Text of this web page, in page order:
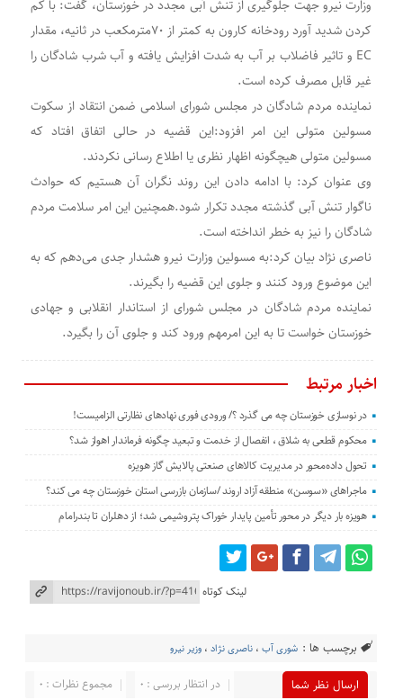
وزارت نیرو جهت جلوگیری از تنش آبی مجدد در خوزستان، گفت: با کم
کردن شدید آورد رودخانه کارون به کمتر از ۷۰مترمکعب در ثانیه، مقدار
EC و تاثیر فاضلاب بر آب به شدت افزایش یافته و آب شرب شادگان را
غیر قابل مصرف کرده است.
نماینده مردم شادگان در مجلس شورای اسلامی ضمن انتقاد از سکوت
مسولین متولی این امر افزود:این قضیه در حالی اتفاق افتاد که
مسولین متولی هیچگونه اظهار نظری یا اطلاع رسانی نکردند.
وی عنوان کرد: با ادامه دادن این روند نگران آن هستیم که حوادث
ناگوار تنش آبی گذشته مجدد تکرار شود.همچنین این امر سلامت مردم
شادگان را نیز به خطر انداخته است.
ناصری نژاد بیان کرد:به مسولین وزارت نیرو هشدار جدی می‌دهم که به
این موضوع ورود کنند و جلوی این قضیه را بگیرند.
نماینده مردم شادگان در مجلس شورای از استاندار انقلابی و جهادی
خوزستان خواست تا به این امرمهم ورود کند و جلوی آن را بگیرد.
اخبار مرتبط
در نوسازی خوزستان چه می گذرد ؟/ ورودی فوری نهادهای نظارتی الزامیست!
محکوم قطعی به شلاق ، انفصال از خدمت و تبعید چگونه فرماندار اهواز شد؟
تحول داده‌محور در مدیریت کالاهای صنعتی پالایش گاز هویزه
ماجراهای «سوسن» منطقه آزاد اروند /سازمان بازرسی استان خوزستان چه می کند؟
هویزه بار دیگر در محور تأمین پایدار خوراک پتروشیمی شد؛ از دهلران تا بندرامام
لینک کوتاه
برچسب ها : شوری آب ،ناصری نژاد ،وزیر نیرو
ارسال نظر شما مجموع نظرات : 0
در انتظار بررسی : 0